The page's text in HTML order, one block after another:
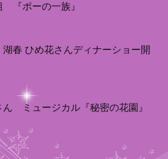
『ポーの一族』
湖春 ひめ花さんディナーショー開
ん ミュージカル『秘密の花園』